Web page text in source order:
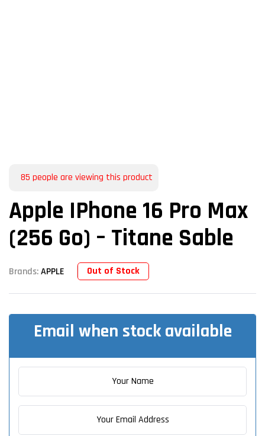
85 people are viewing this product
Apple IPhone 16 Pro Max
(256 Go) – Titane Sable
Brands:APPLE Out of Stock
Email when stock available